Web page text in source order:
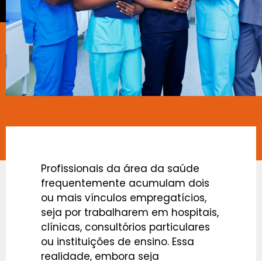
Profissionais da área da saúde
frequentemente acumulam dois
ou mais vínculos empregatícios,
seja por trabalharem em hospitais,
clínicas, consultórios particulares
ou instituições de ensino. Essa
realidade, embora seja